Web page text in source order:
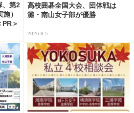
、第2
）
＞
高校囲碁全国大会、団体戦は
灘・南山女子部が優勝
2026.8.5